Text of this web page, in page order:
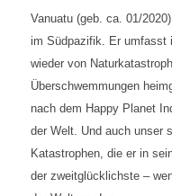
Vanuatu (geb. ca. 01/
im Südpazifik. Er umfasst
wieder von
Überschwemmungen
nach dem Happy Planet
der Welt. Und auch unser
Katastrophen, die er in
der zweitglücklichste –